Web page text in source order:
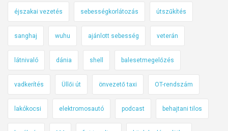
éjszakai vezetés sebességkorlátozás útszűkítés
sanghaj wuhu ajánlott sebesség veterán
látnivaló dánia shell balesetmegelőzés
vadkerítés Üllői út önvezető taxi OT-rendszám
lakókocsi elektromosautó podcast behajtani tilos